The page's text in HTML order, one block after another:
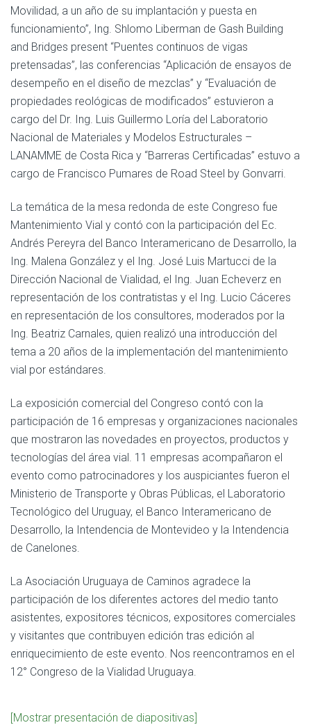
Movilidad, a un año de su implantación y puesta en
funcionamiento”, Ing. Shlomo Liberman de Gash Building
and Bridges present “Puentes continuos de vigas
pretensadas”, las conferencias “Aplicación de ensayos de
desempeño en el diseño de mezclas” y “Evaluación de
propiedades reológicas de modificados” estuvieron a
cargo del Dr. Ing. Luis Guillermo Loría del Laboratorio
Nacional de Materiales y Modelos Estructurales –
LANAMME de Costa Rica y “Barreras Certificadas” estuvo a
cargo de Francisco Pumares de Road Steel by Gonvarri.
La temática de la mesa redonda de este Congreso fue
Mantenimiento Vial y contó con la participación del Ec.
Andrés Pereyra del Banco Interamericano de Desarrollo, la
Ing. Malena González y el Ing. José Luis Martucci de la
Dirección Nacional de Vialidad, el Ing. Juan Echeverz en
representación de los contratistas y el Ing. Lucio Cáceres
en representación de los consultores, moderados por la
Ing. Beatriz Carnales, quien realizó una introducción del
tema a 20 años de la implementación del mantenimiento
vial por estándares.
La exposición comercial del Congreso contó con la
participación de 16 empresas y organizaciones nacionales
que mostraron las novedades en proyectos, productos y
tecnologías del área vial. 11 empresas acompañaron el
evento como patrocinadores y los auspiciantes fueron el
Ministerio de Transporte y Obras Públicas, el Laboratorio
Tecnológico del Uruguay, el Banco Interamericano de
Desarrollo, la Intendencia de Montevideo y la Intendencia
de Canelones.
La Asociación Uruguaya de Caminos agradece la
participación de los diferentes actores del medio tanto
asistentes, expositores técnicos, expositores comerciales
y visitantes que contribuyen edición tras edición al
enriquecimiento de este evento. Nos reencontramos en el
12° Congreso de la Vialidad Uruguaya.
[Mostrar presentación de diapositivas]